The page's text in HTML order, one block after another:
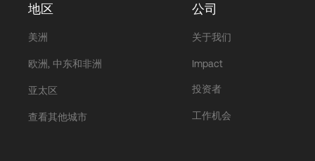
地区
美洲
欧洲, 中东和非洲
亚太区
查看其他城市
公司
关于我们
Impact
投资者
工作机会